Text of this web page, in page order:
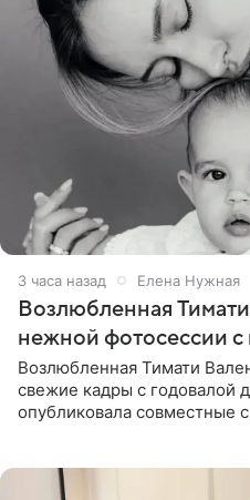
3 часа назад Елена Нужная
Возлюбленная
нежной фотосессии
Возлюбленная Тимати
свежие кадры с годовалой
опубликовала совместные